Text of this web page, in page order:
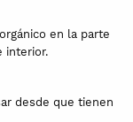
en la parte
interior.
desde que tienen